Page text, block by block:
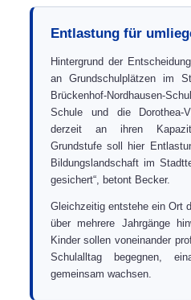
Entlastung für
Hintergrund der
an Grundschulplätzen im
Brückenhof-Nordhausen-
Schule und die Dorothea-
derzeit an ihren
Grundstufe soll hier
Bildungslandschaft im
gesichert“, betont Becker.
Gleichzeitig entstehe ein Ort
über mehrere Jahrgänge
Kinder sollen voneinander
Schulalltag begegnen,
gemeinsam wachsen.